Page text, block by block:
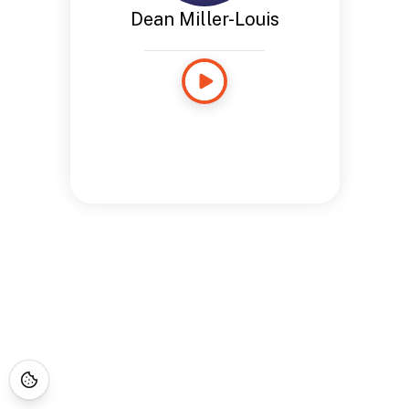
Dean Miller-Louis